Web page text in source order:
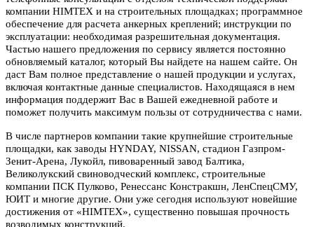
компании HIMTEX и на строительных площадках; программное
обеспечение для расчета анкерных креплений; инструкции по
эксплуатации: необходимая разрешительная документация.
Частью нашего предложения по сервису является постоянно
обновляемый каталог, который Вы найдете на нашем сайте. Он
даст Вам полное представление о нашей продукции и услугах,
включая контактные данные специалистов. Находящаяся в нем
информация поддержит Вас в Вашей ежедневной работе и
поможет получить максимум пользы от сотрудничества с нами.
В числе партнеров компании такие крупнейшие строительные
площадки, как заводы HYNDAY, NISSAN, стадион Газпром-
Зенит-Арена, Лукойл, пивоваренный завод Балтика,
Великолукский свиноводческий комплекс, строительные
компании ПСК Пулково, Ренессанс Констракшн, ЛенСпецСМУ,
ЮИТ и многие другие. Они уже сегодня используют новейшие
достижения от «HIMTEX», существенно повышая прочность
возводимых конструкций.